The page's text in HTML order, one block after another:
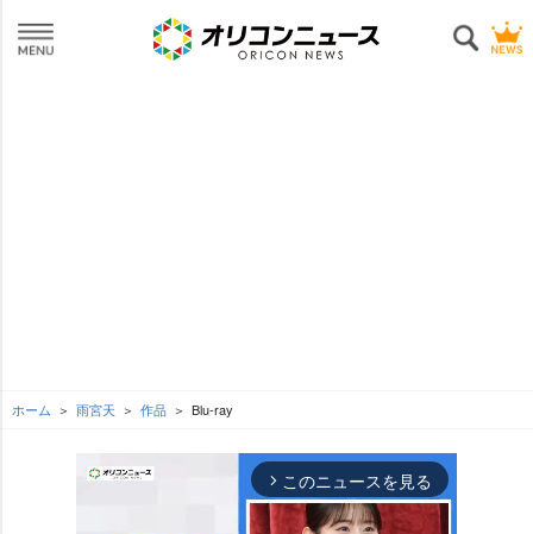
ホーム 雨宮天 作品 Blu-ray
arrow_forward_ios このニュースを見る